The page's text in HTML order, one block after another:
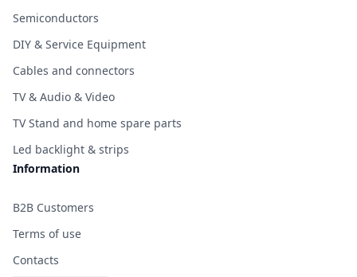
Semiconductors
DIY & Service Equipment
Cables and connectors
TV & Audio & Video
TV Stand and home spare parts
Led backlight & strips
Information
B2B Customers
Terms of use
Contacts